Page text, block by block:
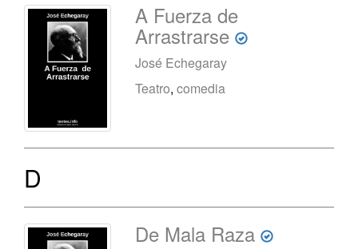
A Fuerza de
Arrastrarse
José Echegaray
Teatro,comedia
D
De Mala Raza